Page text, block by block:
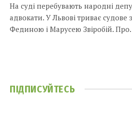
На суді перебувають народні
адвокати. У Львові триває судове
Фединою і Марусею Звіробій.
ПІДПИСУЙТЕСЬ